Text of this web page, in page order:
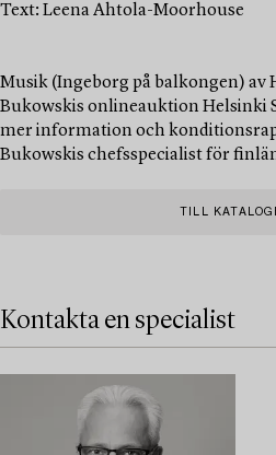
Text: Leena Ahtola-Moorhouse
Musik (Ingeborg på balkongen) av
Bukowskis onlineauktion Helsinki
mer information och
Bukowskis chefsspecialist för
TILL
Kontakta en specialist